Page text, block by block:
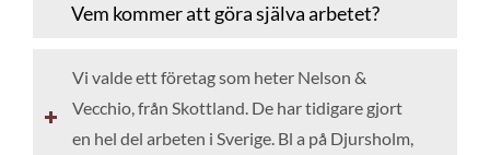
Vem kommer att göra själva arbetet?
Vi valde ett företag som heter Nelson &
Vecchio, från Skottland. De har tidigare gjort
en hel del arbeten i Sverige. Bl a på Djursholm,